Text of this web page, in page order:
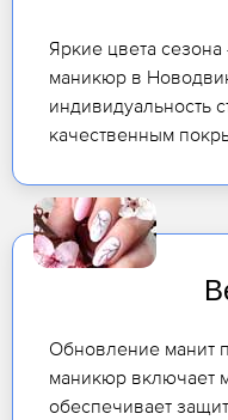
Яркие цвета
маникюр в
индивидуальность
качественным
Обновление манит
маникюр включает
обеспечивает